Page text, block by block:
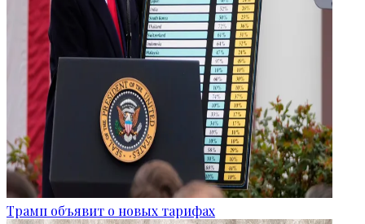
Трамп объявит о новых тарифах